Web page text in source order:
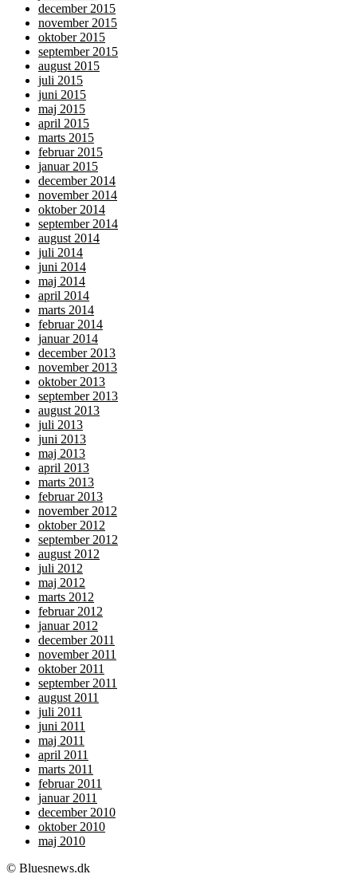
december 2015
november 2015
oktober 2015
september 2015
august 2015
juli 2015
juni 2015
maj 2015
april 2015
marts 2015
februar 2015
januar 2015
december 2014
november 2014
oktober 2014
september 2014
august 2014
juli 2014
juni 2014
maj 2014
april 2014
marts 2014
februar 2014
januar 2014
december 2013
november 2013
oktober 2013
september 2013
august 2013
juli 2013
juni 2013
maj 2013
april 2013
marts 2013
februar 2013
november 2012
oktober 2012
september 2012
august 2012
juli 2012
maj 2012
marts 2012
februar 2012
januar 2012
december 2011
november 2011
oktober 2011
september 2011
august 2011
juli 2011
juni 2011
maj 2011
april 2011
marts 2011
februar 2011
januar 2011
december 2010
oktober 2010
maj 2010
© Bluesnews.dk